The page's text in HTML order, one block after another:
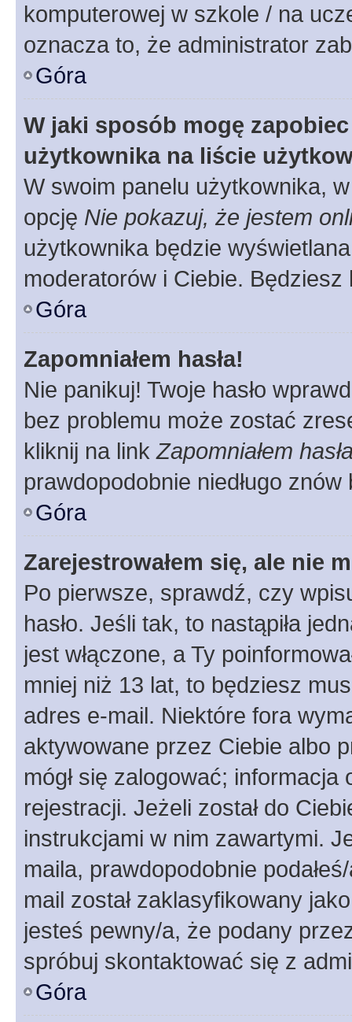
komputerowej w szkole / na
oznacza to, że administrator
Góra
W jaki sposób mogę
użytkownika na liście
W swoim panelu użytkownika,
opcję Nie pokazuj, że jestem
użytkownika będzie
moderatorów i Ciebie.
Góra
Zapomniałem hasła!
Nie panikuj! Twoje hasło
bez problemu może zostać
kliknij na linkZapomniałem
prawdopodobnie niedługo
Góra
Zarejestrowałem się, ale nie
Po pierwsze, sprawdź, czy
hasło. Jeśli tak, to nastąpiła
jest włączone, a Ty
mniej niż 13 lat, to będziesz
adres e-mail. Niektóre fora
aktywowane przez Ciebie albo
mógł się zalogować;
rejestracji. Jeżeli został do
instrukcjami w nim zawartymi.
maila, prawdopodobnie
mail został zaklasyfikowany
jesteś pewny/a, że podany
spróbuj skontaktować się z
Góra